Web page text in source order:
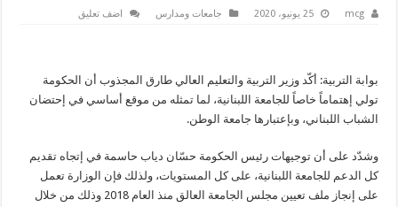
mcg 25 يونيو، 2020 جامعات ومدارس اضف تعليق
بوابة التربية: أكّد وزير التربية والتعليم العالي طارق المجذوب أن الحكومة
تولي إهتماماً خاصاً للجامعة اللبنانية، لما تمثله من موقع أساسي في إحتضان
الشباب اللبناني، وبإعتبارها جامعة الوطن.
وشدّد على أن توجيهات رئيس الحكومة حسّان دياب حاسمة في إتجاه تقديم
كل الدعم للجامعة اللبنانية، على كل المستويات، ولذلك فإن الوزارة تعمل
على إنجاز ملف تعيين مجلس الجامعة العالق منذ العام 2018 وذلك من خلال